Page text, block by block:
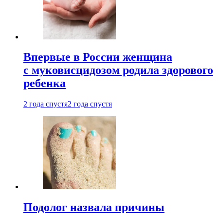
Впервые в России женщина
с муковисцидозом родила здорового
ребенка
2 года спустя2 года спустя
Подолог назвала причины